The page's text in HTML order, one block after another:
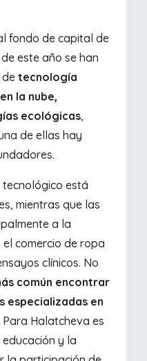
fondo de capital de
este año se han
detecnología
la nube,
ecológicas,
de ellas hay
tecnológico está
mientras que las
a la
comercio de ropa
clínicos. No
común encontrar
especializadas en
Para Halatcheva es
y la